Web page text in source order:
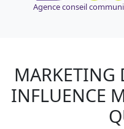
Agence conseil
MARKETING
INFLUENCE